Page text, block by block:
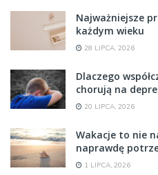
Najważniejsze
każdym wieku
28 LIPCA, 2026
Dlaczego
chorują na
20 LIPCA, 2026
Wakacje to nie
naprawdę
1 LIPCA, 2026